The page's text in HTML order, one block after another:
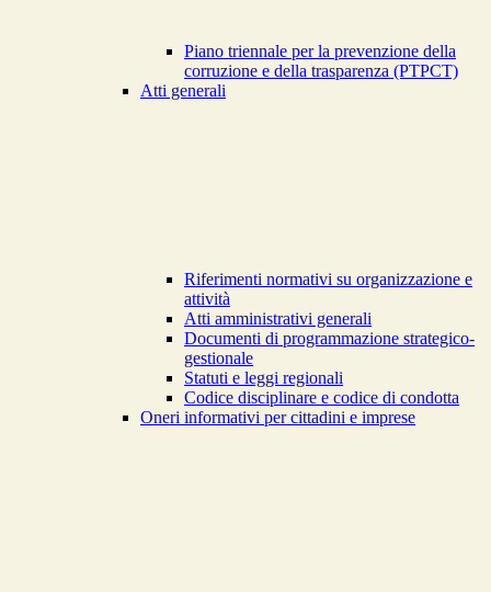
Piano triennale per la prevenzione della
corruzione e della trasparenza (PTPCT)
Atti generali
Riferimenti normativi su organizzazione e
attività
Atti amministrativi generali
Documenti di programmazione strategico-
gestionale
Statuti e leggi regionali
Codice disciplinare e codice di condotta
Oneri informativi per cittadini e imprese